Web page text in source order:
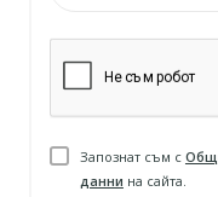
Запознат съм с
данни на сайта.